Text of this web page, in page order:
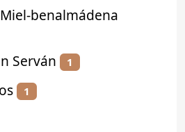
benalmádena
Serván 1
1